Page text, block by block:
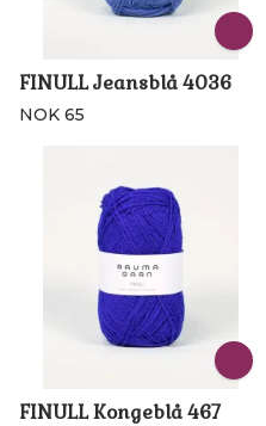
FINULL Jeansblå 4036
NOK 65
FINULL Kongeblå 467